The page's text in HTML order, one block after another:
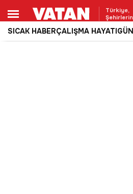
Türkiye,
SICAK HABERÇALIŞMA HAYATI